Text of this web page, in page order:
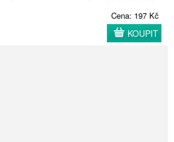
Cena: 197 Kč
KOUPIT